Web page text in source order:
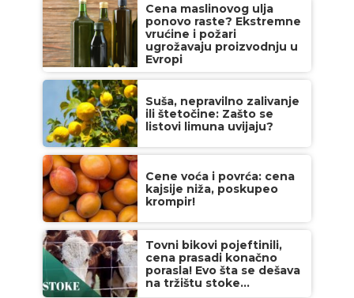
Cena maslinovog ulja
ponovo raste? Ekstremne
vrućine i požari
ugrožavaju proizvodnju u
Evropi
Suša, nepravilno zalivanje
ili štetočine: Zašto se
listovi limuna uvijaju?
Cene voća i povrća: cena
kajsije niža, poskupeo
krompir!
Tovni bikovi pojeftinili,
cena prasadi konačno
porasla! Evo šta se dešava
na tržištu stoke...